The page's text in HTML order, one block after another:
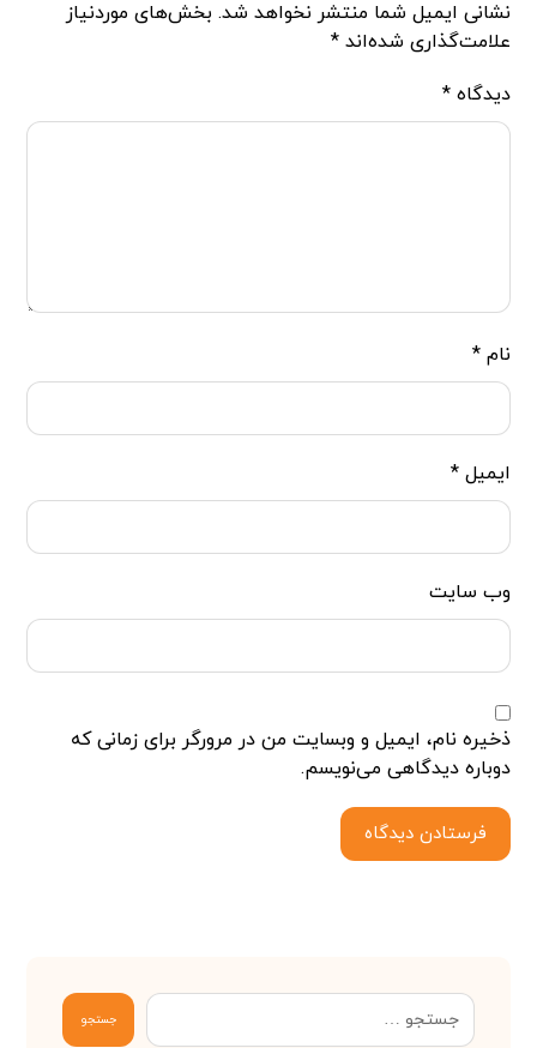
نشانی ایمیل شما منتشر نخواهد شد. بخش‌های موردنیاز
علامت‌گذاری شده‌اند*
دیدگاه*
نام*
ایمیل*
وب‌ سایت
ذخیره نام، ایمیل و وبسایت من در مرورگر برای زمانی که
دوباره دیدگاهی می‌نویسم.
فرستادن دیدگاه
جستجو